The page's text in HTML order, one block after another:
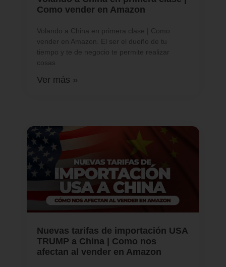
Como vender en Amazon
Volando a China en primera clase | Como
vender en Amazon. El ser el dueño de tu
tiempo y te de negocio te permite realizar
cosas
Ver más »
Nuevas tarifas de importación USA
TRUMP a China | Como nos
afectan al vender en Amazon